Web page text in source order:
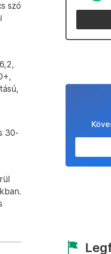
szó
30-